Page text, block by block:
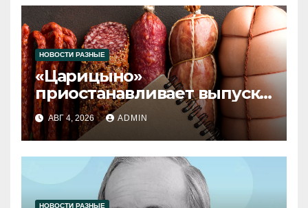
НОВОСТИ РАЗНЫЕ
«Царицыно»
приостанавливает выпуск
продукции
АВГ 4, 2026 ADMIN
НОВОСТИ РАЗНЫЕ